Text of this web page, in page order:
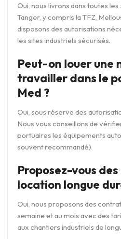
Oui, nous livrons dans toutes
Tanger, y compris la TFZ,
disposons des autorisations
les sites industriels sécurisés.
Peut-on louer une
travailler dans le
Med ?
Oui, sous réserve des
Nous vous conseillons de
portuaires les équipements
souvent recommandé).
Proposez-vous
location longue
Oui, nous proposons des
semaine et au mois avec des
aux chantiers industriels de